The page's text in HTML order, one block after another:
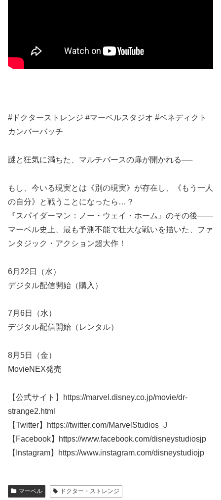
#ドクターストレンジ #マーベルスタジオ #ベネディクト
カンバーバッチ
謎と狂気に満ちた、マルチバースの扉が開かれる──
もし、今いる現実とは《別の現実》が存在し、《もう一人
の自分》と戦うことになったら…？
『スパイダーマン：ノー・ウェイ・ホーム』のその後――
マーベル史上、最も予測不能で壮大な戦いを描いた、ファ
ンタジック・アクション超大作！
6月22日（水）
デジタル配信開始（購入）
7月6日（水）
デジタル配信開始（レンタル）
8月5日（金）
MovieNEX発売
【公式サイト】https://marvel.disney.co.jp/movie/dr-
strange2.html
【Twitter】https://twitter.com/MarvelStudios_J
【Facebook】https://www.facebook.com/disneystudiosjp
【Instagram】https://www.instagram.com/disneystudiojp
マーベル ドクター・ストレンジ